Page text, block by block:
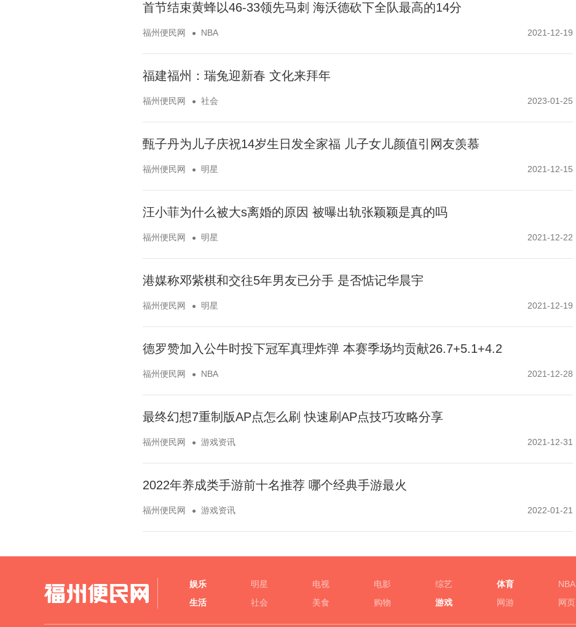
首节结束黄蜂以46-33领先马刺 海沃德砍下全队最高的14分
福州便民网 NBA 2021-12-19
福建福州：瑞兔迎新春 文化来拜年
福州便民网 社会 2023-01-25
甄子丹为儿子庆祝14岁生日发全家福 儿子女儿颜值引网友羡慕
福州便民网 明星 2021-12-15
汪小菲为什么被大s离婚的原因 被曝出轨张颖颖是真的吗
福州便民网 明星 2021-12-22
港媒称邓紫棋和交往5年男友已分手 是否惦记华晨宇
福州便民网 明星 2021-12-19
德罗赞加入公牛时投下冠军真理炸弹 本赛季场均贡献26.7+5.1+4.2
福州便民网 NBA 2021-12-28
最终幻想7重制版AP点怎么刷 快速刷AP点技巧攻略分享
福州便民网 游戏资讯 2021-12-31
2022年养成类手游前十名推荐 哪个经典手游最火
福州便民网 游戏资讯 2022-01-21
娱乐 明星 电视 电影 综艺 体育 NBA
生活
社会 美食 购物 游戏 网游 网页